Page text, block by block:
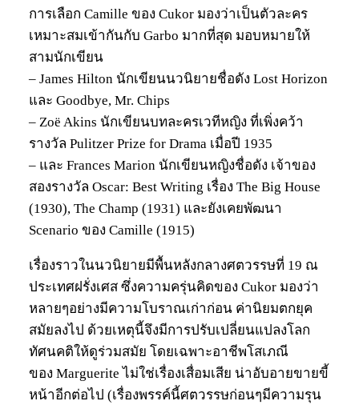
การเลือก Camille ของ Cukor มองว่าเป็นตัวละคร
เหมาะสมเข้ากันกับ Garbo มากที่สุด มอบหมายให้
สามนักเขียน
– James Hilton นักเขียนนวนิยายชื่อดัง Lost Horizon
และ Goodbye, Mr. Chips
– Zoë Akins นักเขียนบทละครเวทีหญิง ที่เพิ่งคว้า
รางวัล Pulitzer Prize for Drama เมื่อปี 1935
– และ Frances Marion นักเขียนหญิงชื่อดัง เจ้าของ
สองรางวัล Oscar: Best Writing เรื่อง The Big House
(1930), The Champ (1931) และยังเคยพัฒนา
Scenario ของ Camille (1915)
เรื่องราวในนวนิยายมีพื้นหลังกลางศตวรรษที่ 19 ณ
ประเทศฝรั่งเศส ซึ่งความครุ่นคิดของ Cukor มองว่า
หลายๆอย่างมีความโบราณเก่าก่อน ค่านิยมตกยุค
สมัยลงไป ด้วยเหตุนี้จึงมีการปรับเปลี่ยนแปลงโลก
ทัศนคติให้ดูร่วมสมัย โดยเฉพาะอาชีพโสเภณี
ของ Marguerite ไม่ใช่เรื่องเสื่อมเสีย น่าอับอายขายขี้
หน้าอีกต่อไป (เรื่องพรรค์นี้ศตวรรษก่อนๆมีความรุน